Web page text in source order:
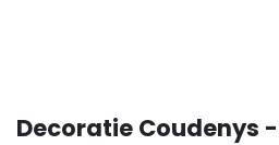
Decoratie Coudenys